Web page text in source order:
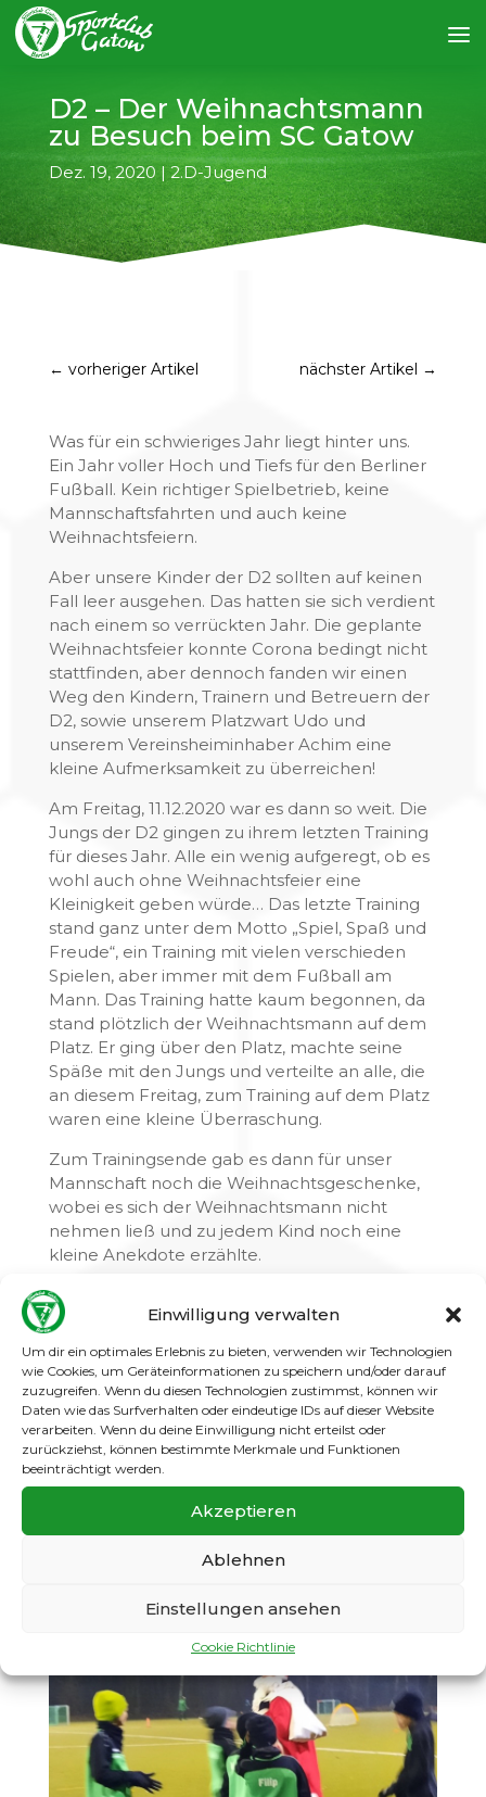
Einwilligung verwalten
Um dir ein optimales Erlebnis zu bieten, verwenden wir Technologien
wie Cookies, um Geräteinformationen zu speichern und/oder darauf
zuzugreifen. Wenn du diesen Technologien zustimmst, können wir
Daten wie das Surfverhalten oder eindeutige IDs auf dieser Website
verarbeiten. Wenn du deine Einwilligung nicht erteilst oder
zurückziehst, können bestimmte Merkmale und Funktionen
beeinträchtigt werden.
Akzeptieren
Ablehnen
Einstellungen ansehen
Cookie Richtlinie
D2 – Der Weihnachtsmann
zu Besuch beim SC Gatow
Dez. 19, 2020 |2.D-Jugend
← vorheriger Artikel nächster Artikel →
Was für ein schwieriges Jahr liegt hinter uns.
Ein Jahr voller Hoch und Tiefs für den Berliner
Fußball. Kein richtiger Spielbetrieb, keine
Mannschaftsfahrten und auch keine
Weihnachtsfeiern.
Aber unsere Kinder der D2 sollten auf keinen
Fall leer ausgehen. Das hatten sie sich verdient
nach einem so verrückten Jahr. Die geplante
Weihnachtsfeier konnte Corona bedingt nicht
stattfinden, aber dennoch fanden wir einen
Weg den Kindern, Trainern und Betreuern der
D2, sowie unserem Platzwart Udo und
unserem Vereinsheiminhaber Achim eine
kleine Aufmerksamkeit zu überreichen!
Am Freitag, 11.12.2020 war es dann so weit. Die
Jungs der D2 gingen zu ihrem letzten Training
für dieses Jahr. Alle ein wenig aufgeregt, ob es
wohl auch ohne Weihnachtsfeier eine
Kleinigkeit geben würde… Das letzte Training
stand ganz unter dem Motto „Spiel, Spaß und
Freude“, ein Training mit vielen verschieden
Spielen, aber immer mit dem Fußball am
Mann. Das Training hatte kaum begonnen, da
stand plötzlich der Weihnachtsmann auf dem
Platz. Er ging über den Platz, machte seine
Späße mit den Jungs und verteilte an alle, die
an diesem Freitag, zum Training auf dem Platz
waren eine kleine Überraschung.
Zum Trainingsende gab es dann für unser
Mannschaft noch die Weihnachtsgeschenke,
wobei es sich der Weihnachtsmann nicht
nehmen ließ und zu jedem Kind noch eine
kleine Anekdote erzählte.
Ich würde sagen, das war eine tolle
Überraschung und ein gelungenes Ende für
dieses verrückte Jahr 2020.